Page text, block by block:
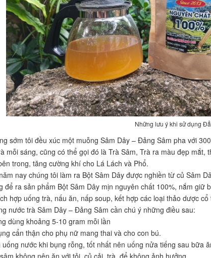
Những lưu ý khi sử dụng
sớm tôi đều xúc một muỗng Sâm Dây – Đảng Sâm pha với
mỗi sáng, cũng có thể gọi đó là Trà Sâm, Trà ra màu đẹp
trong, tăng cường khí cho Lá Lách và Phổ.
nay chúng tôi làm ra Bột Sâm Dây được nghiền từ củ Sâm
để ra sản phẩm Bột Sâm Dây mịn nguyên chất 100%, nắm
hợp uống trà, nấu ăn, nấp soup, kết hợp các loại thảo dược cổ
nước trà Sâm Dây – Đảng Sâm cần chú ý những điều sau:
dùng khoảng 5-10 gram mỗi lần
cẩn thận cho phụ nữ mang thai và cho con bú.
uống nước khi bụng rỗng, tốt nhất nên uống nửa tiếng sau bữa
không nên ăn với tỏi, củ cải, trà, để không ảnh hưởng